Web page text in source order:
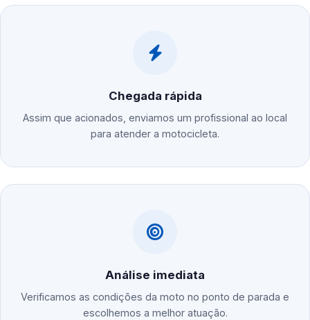
Chegada rápida
Assim que acionados, enviamos um profissional ao local
para atender a motocicleta.
Análise imediata
Verificamos as condições da moto no ponto de parada e
escolhemos a melhor atuação.